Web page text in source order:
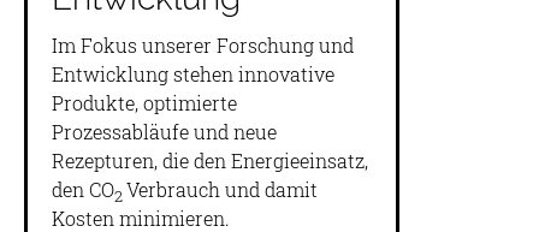
Im Fokus unserer Forschung und
Entwicklung stehen innovative
Produkte, optimierte
Prozessabläufe und neue
Rezepturen, die den Energieeinsatz,
den CO2Verbrauch und damit
Kosten minimieren.